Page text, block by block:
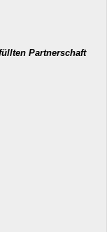
Partnerschaft